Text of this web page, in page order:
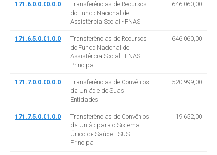
171.6.0.0.00.0.0
Transferências de Recursos
do Fundo Nacional de
Assistência Social - FNAS
646.060,00
171.6.5.0.01.0.0
Transferências de Recursos
do Fundo Nacional de
Assistência Social - FNAS -
Principal
646.060,00
171.7.0.0.00.0.0
Transferências de Convênios
da União e de Suas
Entidades
520.999,00
171.7.5.0.01.0.0
Transferências de Convênios
da União para o Sistema
Único de Saúde - SUS -
Principal
19.652,00